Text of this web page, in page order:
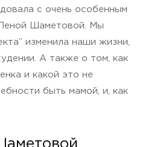
с очень особенным
Шаметовой. Мы
изменила наши жизни,
А также о том, как
и какой это не
быть мамой, и, как